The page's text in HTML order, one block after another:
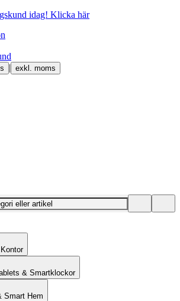
idag! Klicka här
| exkl. moms
& Smartklockor
Smart Hem